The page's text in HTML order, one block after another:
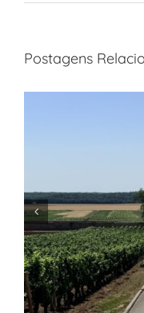
Postagens